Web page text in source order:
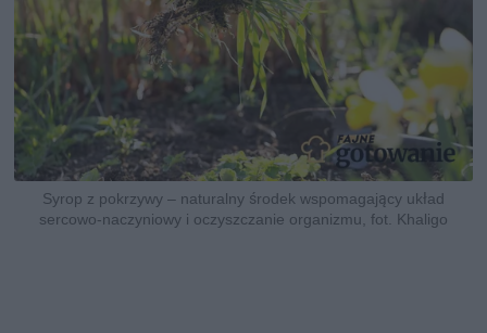
Syrop z pokrzywy – naturalny środek wspomagający układ
sercowo-naczyniowy i oczyszczanie organizmu, fot. Khaligo